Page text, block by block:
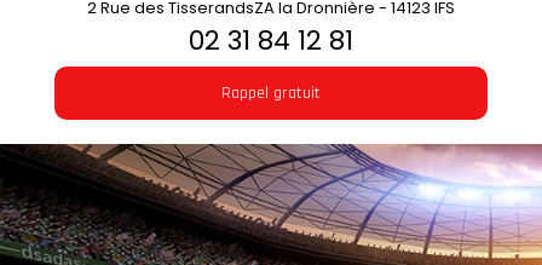
2 Rue des TisserandsZA la Dronnière - 14123 IFS
02 31 84 12 81
Rappel gratuit